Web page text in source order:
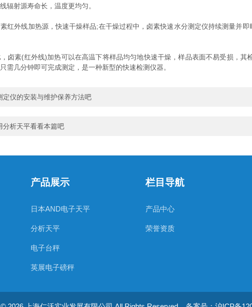
辐射源寿命长，温度更均匀。
外线加热源，快速干燥样品;在干燥过程中，卤素快速水分测定仪持续测量并
素(红外线)加热可以在高温下将样品均匀地快速干燥，样品表面不易受损，其
需几分钟即可完成测定，是一种新型的快速检测仪器。
定仪的安装与维护保养方法吧
分析天平看看本篇吧
产品展示
日本AND电子天平
分析天平
电子台秤
英展电子磅秤
栏目导航
产品中心
荣誉资质